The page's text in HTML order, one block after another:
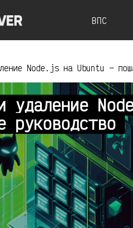
ВПС
Node.js на Ubuntu —
удаление
руководство